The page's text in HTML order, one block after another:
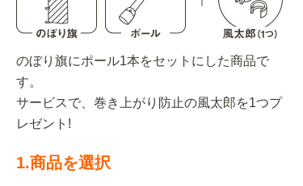
のぼり旗にポール1本をセットにした商品で
す。
サービスで、巻き上がり防止の風太郎を1つプ
レゼント!
1.商品を選択